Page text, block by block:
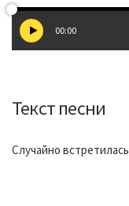
00:00
Текст песни
Случайно встретилась